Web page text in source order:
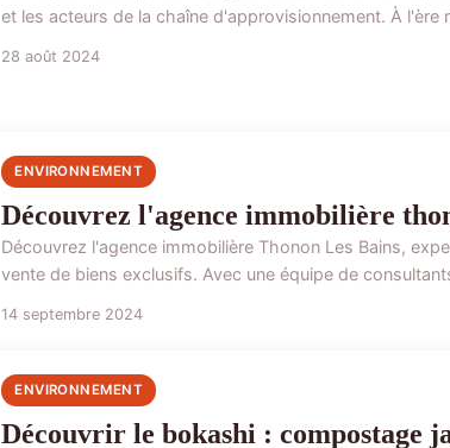
et les acteurs de la chaîne d'approvisionnement. À l'ère
28 août 2024
ENVIRONNEMENT
Découvrez l'agence immobilière
Découvrez l'agence immobilière Thonon Les Bains,
vente de biens exclusifs. Avec une équipe de
14 septembre 2024
ENVIRONNEMENT
Découvrir le bokashi : compostage